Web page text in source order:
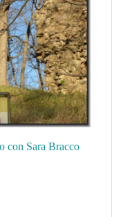
con Sara Bracco